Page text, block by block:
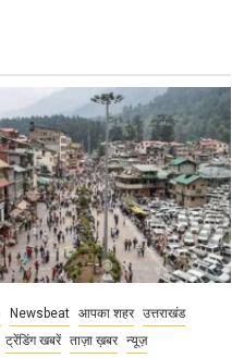
Newsbeat आपका शहर उत्तराखंड
ट्रेंडिंग खबरें ताज़ा ख़बर न्यूज़